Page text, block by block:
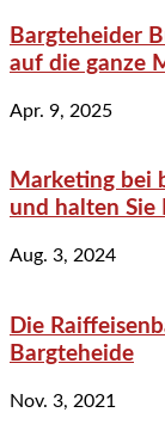
Bargteheider
auf die ganze
Apr. 9, 2025
Marketing bei
und halten Sie
Aug. 3, 2024
Die
Bargteheide
Nov. 3, 2021